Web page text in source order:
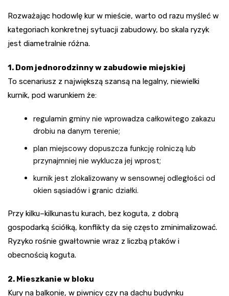
Rozważając hodowlę kur w mieście, warto od razu myśleć w
kategoriach konkretnej sytuacji zabudowy, bo skala ryzyk
jest diametralnie różna.
1. Dom jednorodzinny w zabudowie miejskiej
To scenariusz z największą szansą na legalny, niewielki
kurnik, pod warunkiem że:
regulamin gminy nie wprowadza całkowitego zakazu
drobiu na danym terenie;
plan miejscowy dopuszcza funkcję rolniczą lub
przynajmniej nie wyklucza jej wprost;
kurnik jest zlokalizowany w sensownej odległości od
okien sąsiadów i granic działki.
Przy kilku–kilkunastu kurach, bez koguta, z dobrą
gospodarką ściółką, konflikty da się często zminimalizować.
Ryzyko rośnie gwałtownie wraz z liczbą ptaków i
obecnością koguta.
2. Mieszkanie w bloku
Kury na balkonie, w piwnicy czy na dachu budynku